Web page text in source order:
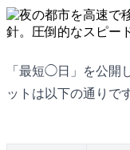
「最短◯日」を公開
ットは以下の通りで